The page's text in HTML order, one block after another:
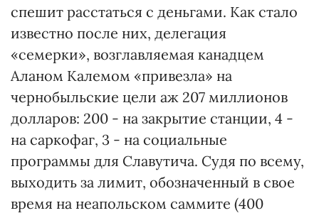
спешит расстаться с деньгами. Как стало
известно после них, делегация
«семерки», возглавляемая канадцем
Аланом Калемом «привезла» на
чернобыльские цели аж 207 миллионов
долларов: 200 - на закрытие станции, 4 -
на саркофаг, 3 - на социальные
программы для Славутича. Судя по всему,
выходить за лимит, обозначенный в свое
время на неапольском саммите (400